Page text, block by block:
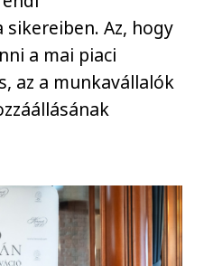
Az, hogy
a mai piaci
az a munkavállalók